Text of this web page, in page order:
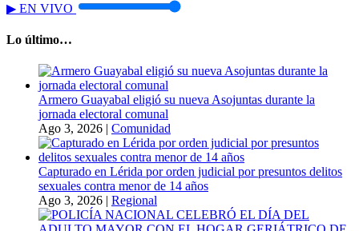
▶ EN VIVO
Lo último…
Armero Guayabal eligió su nueva Asojuntas durante la
jornada electoral comunal
Ago 3, 2026 | Comunidad
Capturado en Lérida por orden judicial por presuntos delitos
sexuales contra menor de 14 años
Ago 3, 2026 | Regional